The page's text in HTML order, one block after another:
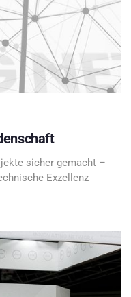
sicher gemacht –
Exzellenz